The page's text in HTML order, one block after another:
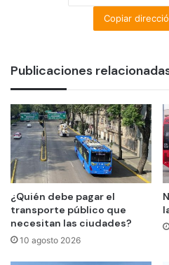
Copiar
Publicaciones
¿Quién debe pagar el
transporte público que
necesitan las ciudades?
10 agosto 2026